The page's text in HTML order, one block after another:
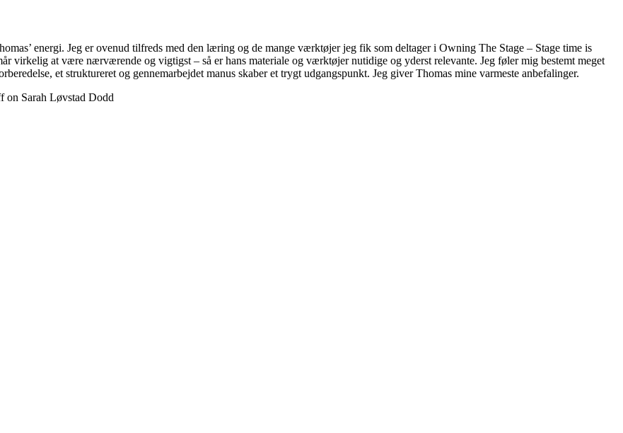
energi. Jeg er ovenud tilfreds med den læring og de mange værktøjer jeg fik som deltager i Owning The Stage – Stage time is
virkelig at være nærværende og vigtigst – så er hans materiale og værktøjer nutidige og yderst relevante. Jeg føler mig bestemt meget
et struktureret og gennemarbejdet manus skaber et trygt udgangspunkt. Jeg giver Thomas mine varmeste anbefalinger.
on Sarah Løvstad Dodd